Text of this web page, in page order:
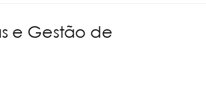
e Gestão de